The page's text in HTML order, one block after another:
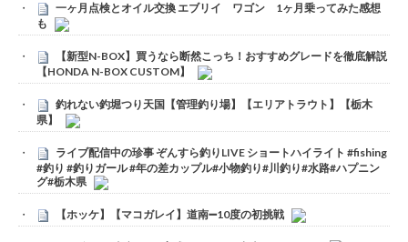
一ヶ月点検とオイル交換 エブリイ ワゴン 1ヶ月乗ってみた感想
も
【新型N-BOX】買うなら断然こっち！おすすめグレードを徹底解説
【HONDA N-BOX CUSTOM】
釣れない釣堀つり天国【管理釣り場】【エリアトラウト】【栃木
県】
ライブ配信中の珍事 ぞんすら釣りLIVE ショートハイライト #fishing
#釣り #釣りガール #年の差カップル#小物釣り#川釣り#水路#ハプニン
グ#栃木県
【ホッケ】【マコガレイ】道南➖10度の初挑戦